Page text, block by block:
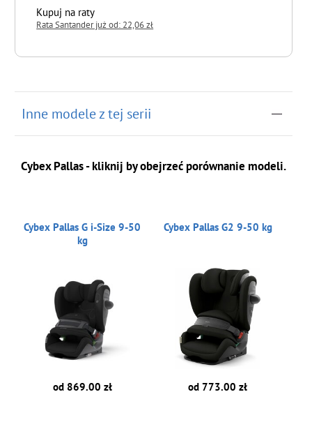
Kupuj na raty
Rata Santander już od: 22,06 zł
Inne modele z tej serii
Cybex Pallas - kliknij by obejrzeć porównanie modeli.
Cybex Pallas G i-Size 9-50
kg
od 869.00 zł
Cybex Pallas G2 9-50 kg
od 773.00 zł